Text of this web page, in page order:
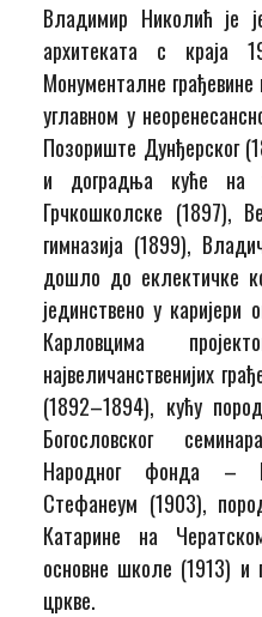
Владимир Николић је
архитеката с краја
Монументалне грађевине
углавном у
Позориште Дунђерског
и доградња куће на
Грчкошколске (1897),
гимназија (1899),
дошло до еклектичке
јединствено у каријери
Карловцима
највеличанственијих
(1892–1894), кућу
Богословског
Народног фонда –
Стефанеум (1903),
Катарине на
основне школе (1913) и
цркве.